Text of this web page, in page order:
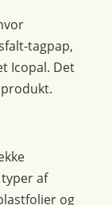
tagpap,
Icopal. Det
af
og